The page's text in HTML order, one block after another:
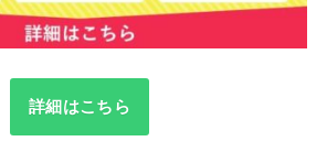
詳細はこちら